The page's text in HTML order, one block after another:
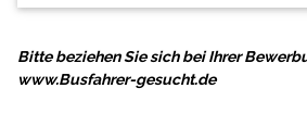
Bitte beziehen Sie sich bei Ihrer
www.Busfahrer-gesucht.de